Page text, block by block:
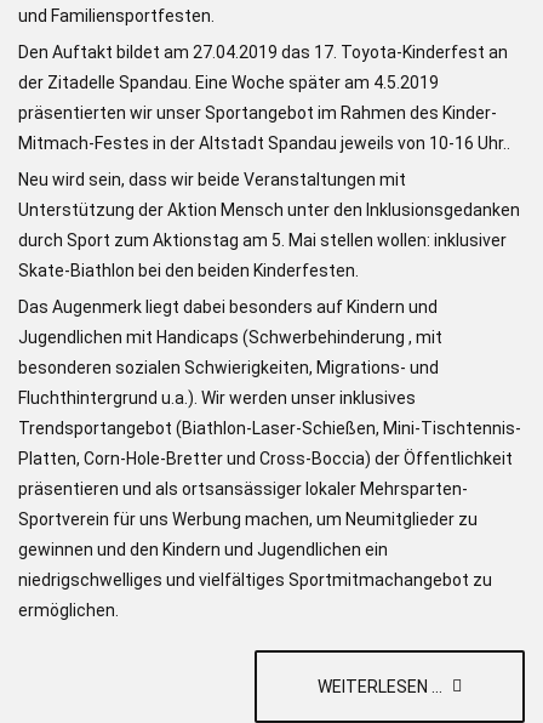
und Familiensportfesten.
Den Auftakt bildet am 27.04.2019 das 17. Toyota-Kinderfest an
der Zitadelle Spandau. Eine Woche später am 4.5.2019
präsentierten wir unser Sportangebot im Rahmen des Kinder-
Mitmach-Festes in der Altstadt Spandau jeweils von 10-16 Uhr..
Neu wird sein, dass wir beide Veranstaltungen mit
Unterstützung der Aktion Mensch unter den Inklusionsgedanken
durch Sport zum Aktionstag am 5. Mai stellen wollen: inklusiver
Skate-Biathlon bei den beiden Kinderfesten.
Das Augenmerk liegt dabei besonders auf Kindern und
Jugendlichen mit Handicaps (Schwerbehinderung , mit
besonderen sozialen Schwierigkeiten, Migrations- und
Fluchthintergrund u.a.). Wir werden unser inklusives
Trendsportangebot (Biathlon-Laser-Schießen, Mini-Tischtennis-
Platten, Corn-Hole-Bretter und Cross-Boccia) der Öffentlichkeit
präsentieren und als ortsansässiger lokaler Mehrsparten-
Sportverein für uns Werbung machen, um Neumitglieder zu
gewinnen und den Kindern und Jugendlichen ein
niedrigschwelliges und vielfältiges Sportmitmachangebot zu
ermöglichen.
WEITERLESEN ...